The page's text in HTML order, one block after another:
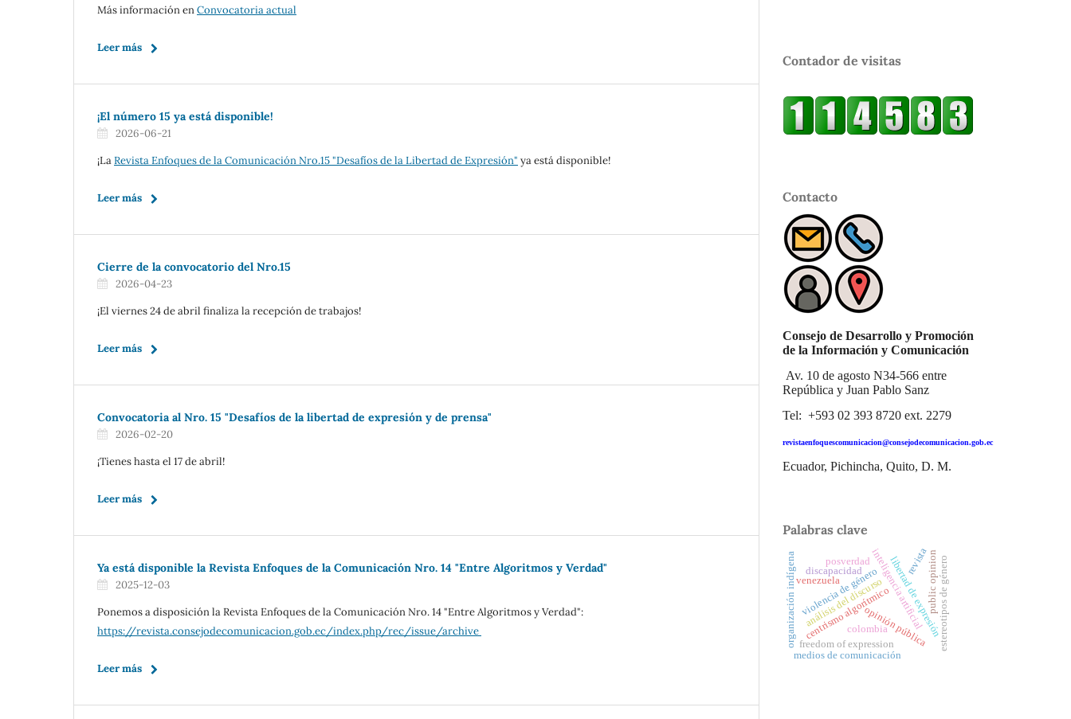
Más información enConvocatoria actual
Leer más
¡El número 15 ya está disponible!
2026-06-21
¡LaRevista Enfoques de la Comunicación Nro.15 "Desafíos de la Libertad de Expresión" ya está disponible!
Leer más
Cierre de la convocatorio del Nro.15
2026-04-23
¡El viernes 24 de abril finaliza la recepción de trabajos!
Leer más
Convocatoria al Nro. 15 "Desafíos de la libertad de expresión y de prensa"
2026-02-20
¡Tienes hasta el 17 de abril!
Leer más
Ya está disponible la Revista Enfoques de la Comunicación Nro. 14 "Entre Algoritmos y Verdad"
2025-12-03
Ponemos a disposición la Revista Enfoques de la Comunicación Nro. 14 "Entre Algoritmos y Verdad":
https://revista.consejodecomunicacion.gob.ec/index.php/rec/issue/archive
Leer más
Contador de visitas
Contacto
Consejo de Desarrollo y Promoción
de la Información y Comunicación
Av. 10 de agosto N34-566 entre
República y Juan Pablo Sanz
Tel: +593 02 393 8720 ext. 2279
revistaenfoquescomunicacion@consejodecomunicacion.gob.ec
Ecuador, Pichincha, Quito, D. M.
Palabras clave
inteligencia artificial
análisis del discurso
centrismo algorítmicolibertad de expresión
opinión pública
freedom of expression
public opinion
medios de comunicación
violencia de género estereotipos de género
discapacidad
colombia
venezuela
organización indígena revista
posverdad